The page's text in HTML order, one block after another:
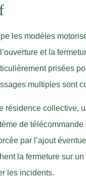
les modèles
et la
prisées
multiples sont
résidence collective,
de
par l’ajout
la fermeture sur
les incidents.